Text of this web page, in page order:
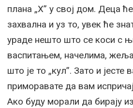
плана „X” у свој дом. Деца
захвална и уз то, увек ће
ураде нешто што се коси с
васпитањем, начелима,
што је то „кул”. Зато и јесте
приморавате да вам
Ако буду морали да бирају